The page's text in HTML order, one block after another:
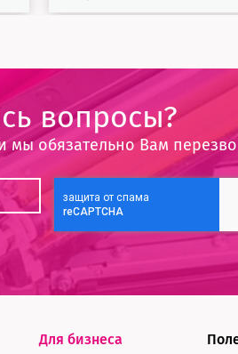
вопросы?
мы обязательно Вам
Для бизнеса